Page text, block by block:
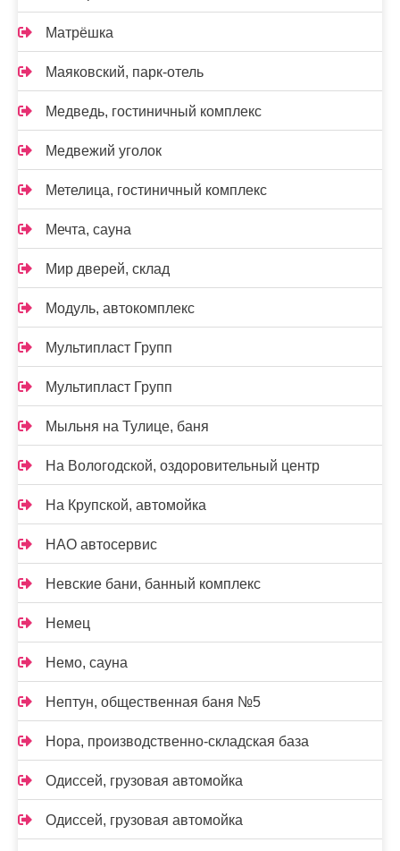
Матрёшка
Маяковский, парк-отель
Медведь, гостиничный комплекс
Медвежий уголок
Метелица, гостиничный комплекс
Мечта, сауна
Мир дверей, склад
Модуль, автокомплекс
Мультипласт Групп
Мультипласт Групп
Мыльня на Тулице, баня
На Вологодской, оздоровительный центр
На Крупской, автомойка
НАО автосервис
Невские бани, банный комплекс
Немец
Немо, сауна
Нептун, общественная баня №5
Нора, производственно-складская база
Одиссей, грузовая автомойка
Одиссей, грузовая автомойка